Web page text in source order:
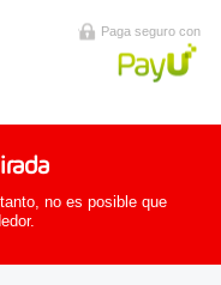
Paga seguro con
no es posible que